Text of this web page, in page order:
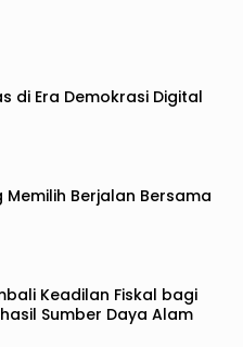
di Era Demokrasi Digital
Memilih Berjalan Bersama
Keadilan Fiskal bagi
Sumber Daya Alam